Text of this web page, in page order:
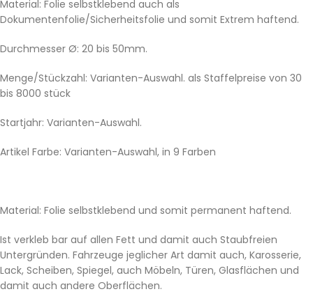
Material: Folie selbstklebend auch als
Dokumentenfolie/Sicherheitsfolie und somit Extrem haftend.
Durchmesser Ø: 20 bis 50mm.
Menge/Stückzahl: Varianten-Auswahl. als Staffelpreise von 30
bis 8000 stück
Startjahr: Varianten-Auswahl.
Artikel Farbe: Varianten-Auswahl, in 9 Farben
Material: Folie selbstklebend und somit permanent haftend.
Ist verkleb bar auf allen Fett und damit auch Staubfreien
Untergründen. Fahrzeuge jeglicher Art damit auch, Karosserie,
Lack, Scheiben, Spiegel, auch Möbeln, Türen, Glasflächen und
damit auch andere Oberflächen.